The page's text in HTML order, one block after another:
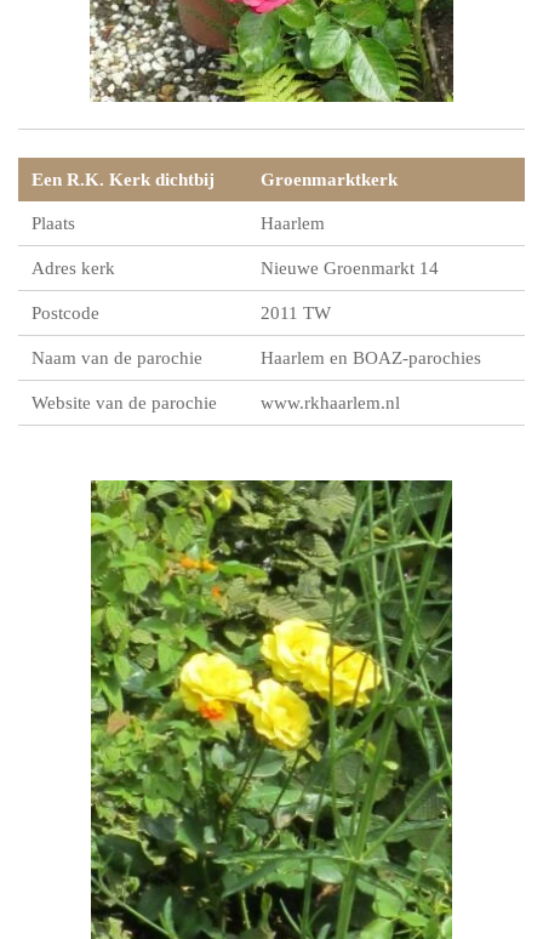
Een R.K. Kerk dichtbij Groenmarktkerk
Plaats Haarlem
Adres kerk Nieuwe Groenmarkt 14
Postcode 2011 TW
Naam van de parochie Haarlem en BOAZ-parochies
Website van de parochie www.rkhaarlem.nl